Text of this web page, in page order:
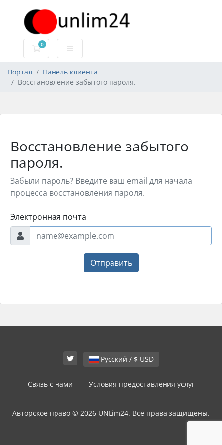
0
Корзина
Портал
Панель клиента
Восстановление забытого пароля.
Восстановление забытого
пароля.
Забыли пароль? Введите ваш email для начала
процесса восстановления пароля.
Электронная почта
Отправить
Русский / $ USD
Связь с нами Условия предоставления услуг
Авторское право © 2026 UNLim24. Все права защищены.